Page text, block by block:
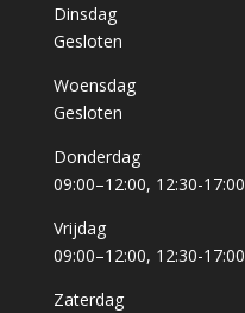
Dinsdag
Gesloten
Woensdag
Gesloten
Donderdag
09:00–12:00, 12:30-17:00
Vrijdag
09:00–12:00, 12:30-17:00
Zaterdag